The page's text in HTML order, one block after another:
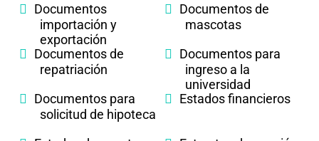
Documentos
importación y
exportación
Documentos de
mascotas
Documentos de
repatriación
Documentos para
ingreso a la
universidad
Documentos para
solicitud de hipoteca
Estados financieros